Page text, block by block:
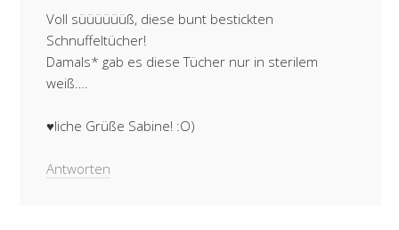
Voll süüüüüüß, diese bunt bestickten
Schnuffeltücher!
Damals* gab es diese Tücher nur in sterilem
weiß….
♥liche Grüße Sabine! :O)
Antworten